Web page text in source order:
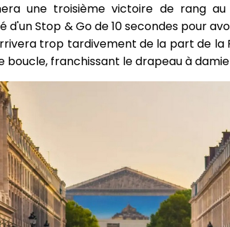
une troisième victoire de rang
Stop & Go de 10 secondes pour
trop tardivement de la part de la
franchissant le drapeau à